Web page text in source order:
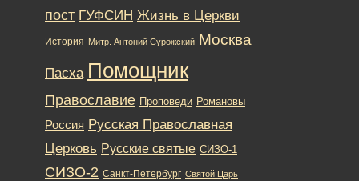
пост ГУФСИН Жизнь в Церкви
История Митр. Антоний Сурожский Москва
Пасха Помощник
Православие Проповеди Романовы
Россия Русская Православная
Церковь Русские святые СИЗО-1
СИЗО-2 Санкт-Петербург Святой Царь